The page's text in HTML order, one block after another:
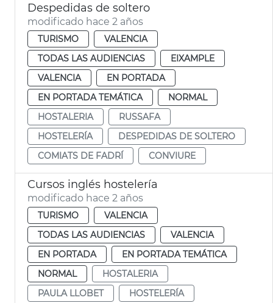
Despedidas de soltero
modificado hace 2 años
TURISMO
VALENCIA
TODAS LAS AUDIENCIAS
EIXAMPLE
VALENCIA
EN PORTADA
EN PORTADA TEMÁTICA
NORMAL
HOSTALERIA
RUSSAFA
HOSTELERÍA
DESPEDIDAS DE SOLTERO
COMIATS DE FADRÍ
CONVIURE
Cursos inglés hostelería
modificado hace 2 años
TURISMO
VALENCIA
TODAS LAS AUDIENCIAS
VALENCIA
EN PORTADA
EN PORTADA TEMÁTICA
NORMAL
HOSTALERIA
PAULA LLOBET
HOSTELERÍA